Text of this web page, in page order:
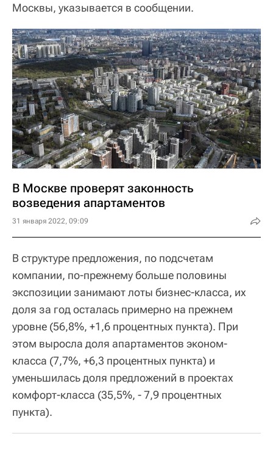
Москвы, указывается в сообщении.
В Москве проверят законность
возведения апартаментов
31 января 2022, 09:09
В структуре предложения, по подсчетам
компании, по-прежнему больше половины
экспозиции занимают лоты бизнес-класса, их
доля за год осталась примерно на прежнем
уровне (56,8%, +1,6 процентных пункта). При
этом выросла доля апартаментов эконом-
класса (7,7%, +6,3 процентных пункта) и
уменьшилась доля предложений в проектах
комфорт-класса (35,5%, - 7,9 процентных
пункта).